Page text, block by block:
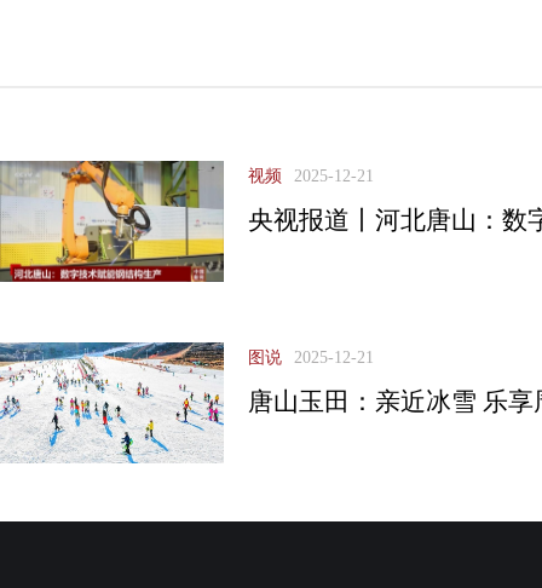
视频 2025-12-21
央视报道丨河北唐山：数
图说 2025-12-21
唐山玉田：亲近冰雪 乐享